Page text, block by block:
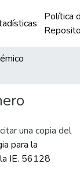
Política
una copia del
para la
IE. 56128